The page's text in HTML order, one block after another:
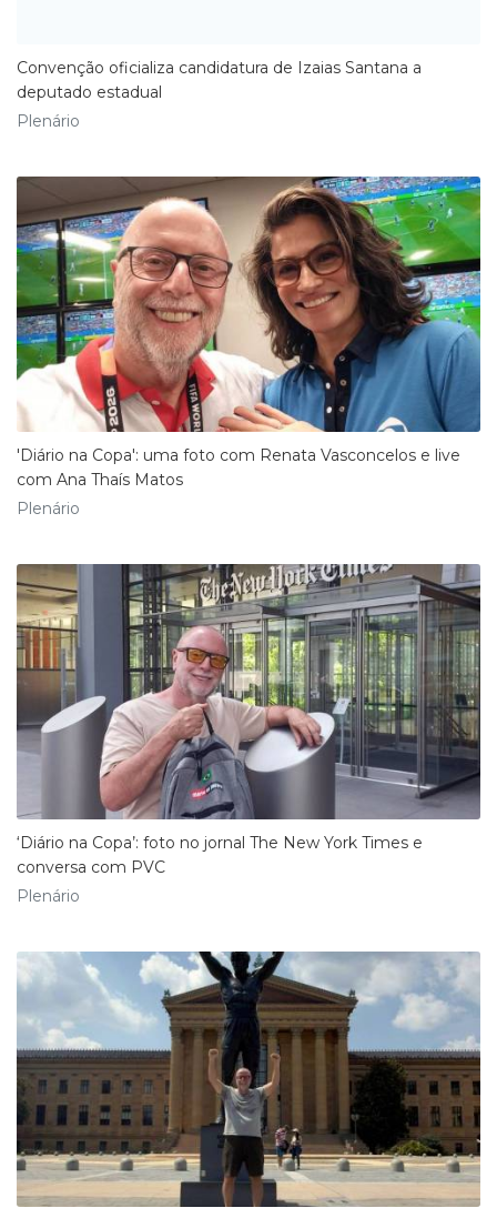
​Convenção oficializa candidatura de Izaias Santana a
deputado estadual
Plenário
'Diário na Copa': uma foto com Renata Vasconcelos e live
com Ana Thaís Matos
Plenário
‘Diário na Copa’: foto no jornal The New York Times e
conversa com PVC
Plenário